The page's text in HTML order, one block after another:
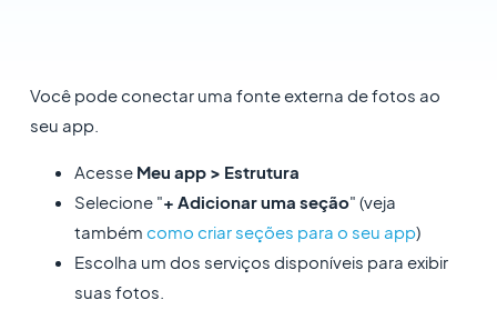
Você pode conectar uma fonte externa de fotos ao
seu app.
Acesse Meu app > Estrutura
Selecione "+ Adicionar uma seção" (veja
também como criar seções para o seu app)
Escolha um dos serviços disponíveis para exibir
suas fotos.